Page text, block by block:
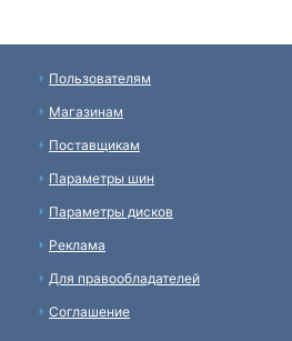
Пользователям
Магазинам
Поставщикам
Параметры шин
Параметры дисков
Реклама
Для правообладателей
Соглашение